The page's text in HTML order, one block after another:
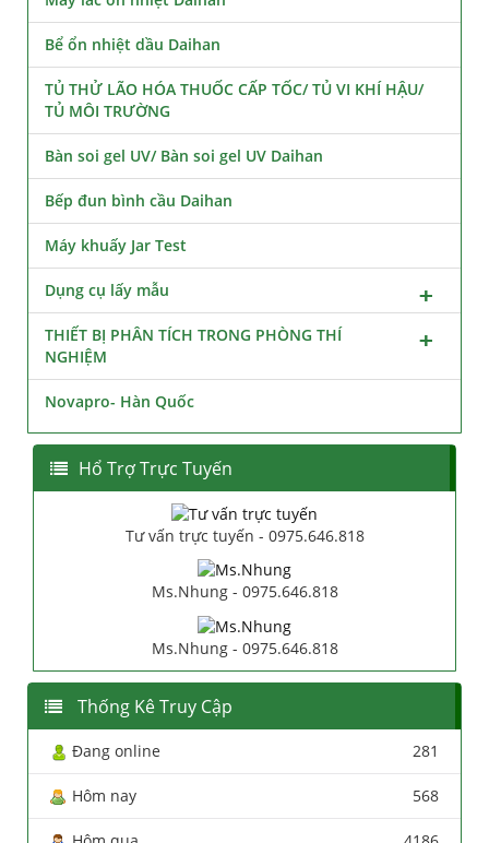
Bể ổn nhiệt dầu Daihan
TỦ THỬ LÃO HÓA THUỐC CẤP TỐC/ TỦ VI KHÍ HẬU/
TỦ MÔI TRƯỜNG
Bàn soi gel UV/ Bàn soi gel UV Daihan
Bếp đun bình cầu Daihan
Máy khuấy Jar Test
Dụng cụ lấy mẫu
THIẾT BỊ PHÂN TÍCH TRONG PHÒNG THÍ
NGHIỆM
Novapro- Hàn Quốc
Hổ Trợ Trực Tuyến
Tư vấn trực tuyến - 0975.646.818
Ms.Nhung - 0975.646.818
Ms.Nhung - 0975.646.818
Thống Kê Truy Cập
Đang online 281
Hôm nay 568